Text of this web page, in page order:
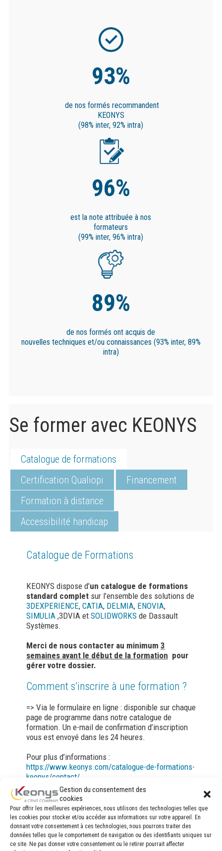
Gestion du consentement des
cookies
Pour offrir les meilleures expériences, nous utilisons des technologies telles que
les cookies pour stocker et/ou accéder aux informations sur votre appareil. En
donnant votre consentement à ces technologies, nous pourrons traiter des
données telles que le comportement de navigation ou des identifiants uniques sur
ce site. Ne pas donner votre consentement ou le retirer pourrait affecter
93%
de nos formés recommandent
KEONYS
(98% inter, 92% intra)
96%
est la note attribuéeà nos
formateurs
(99% inter,96% intra)
89%
de nos formés ont acquis de
nouvelles techniques et/ou connaissances (93% inter, 89%
intra)
Se former avec KEONYS
Catalogue de formations
Certification Qualiopi
Financement
Formation à distance
Accessibilité handicap
Catalogue de Formations
KEONYS dispose d’un catalogue de formations
standard complet sur l’ensemble des solutions de
3DEXPERIENCE, CATIA, DELMIA, ENOVIA,
SIMULIA,3DVIA et SOLIDWORKS de Dassault
Systèmes.
Merci de nous contacter au minimum 3
semaines avant le début de la formation pour
gérer votre dossier.
Comment s’inscrire à une formation ?
=> Via le formulaire en ligne : disponible sur chaque
page de programme dans notre catalogue de
formation. Un e-mail de confirmation d’inscription
vous est envoyé dans les 24 heures.
Pour plus d’informations :
https://www.keonys.com/catalogue-de-formations-
keonys/contact/